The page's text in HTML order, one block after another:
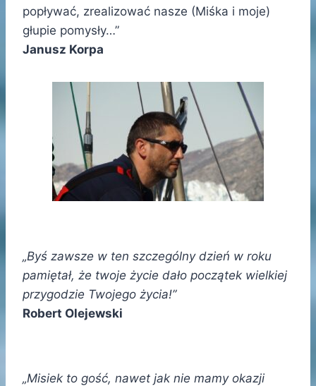
popływać, zrealizować nasze (Miśka i moje)
głupie pomysły…”
Janusz Korpa
„Byś zawsze w ten szczególny dzień w roku
pamiętał, że twoje życie dało początek wielkiej
przygodzie Twojego życia!”
Robert Olejewski
„Misiek to gość, nawet jak nie mamy okazji